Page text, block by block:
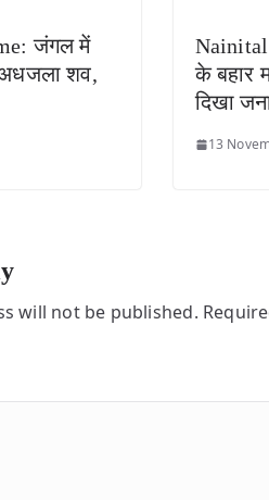
जंगल में
अधजला शव,
Nainital
के बहार
दिखा
13
will not be published.